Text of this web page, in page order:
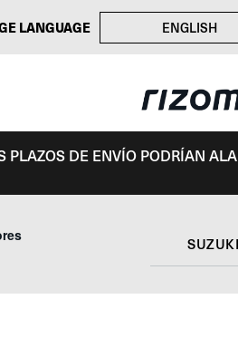
LANGUAGE
ENGLISH
DEUTSCH
PLAZOS DE ENVÍO PODRÍAN
SUZUKI